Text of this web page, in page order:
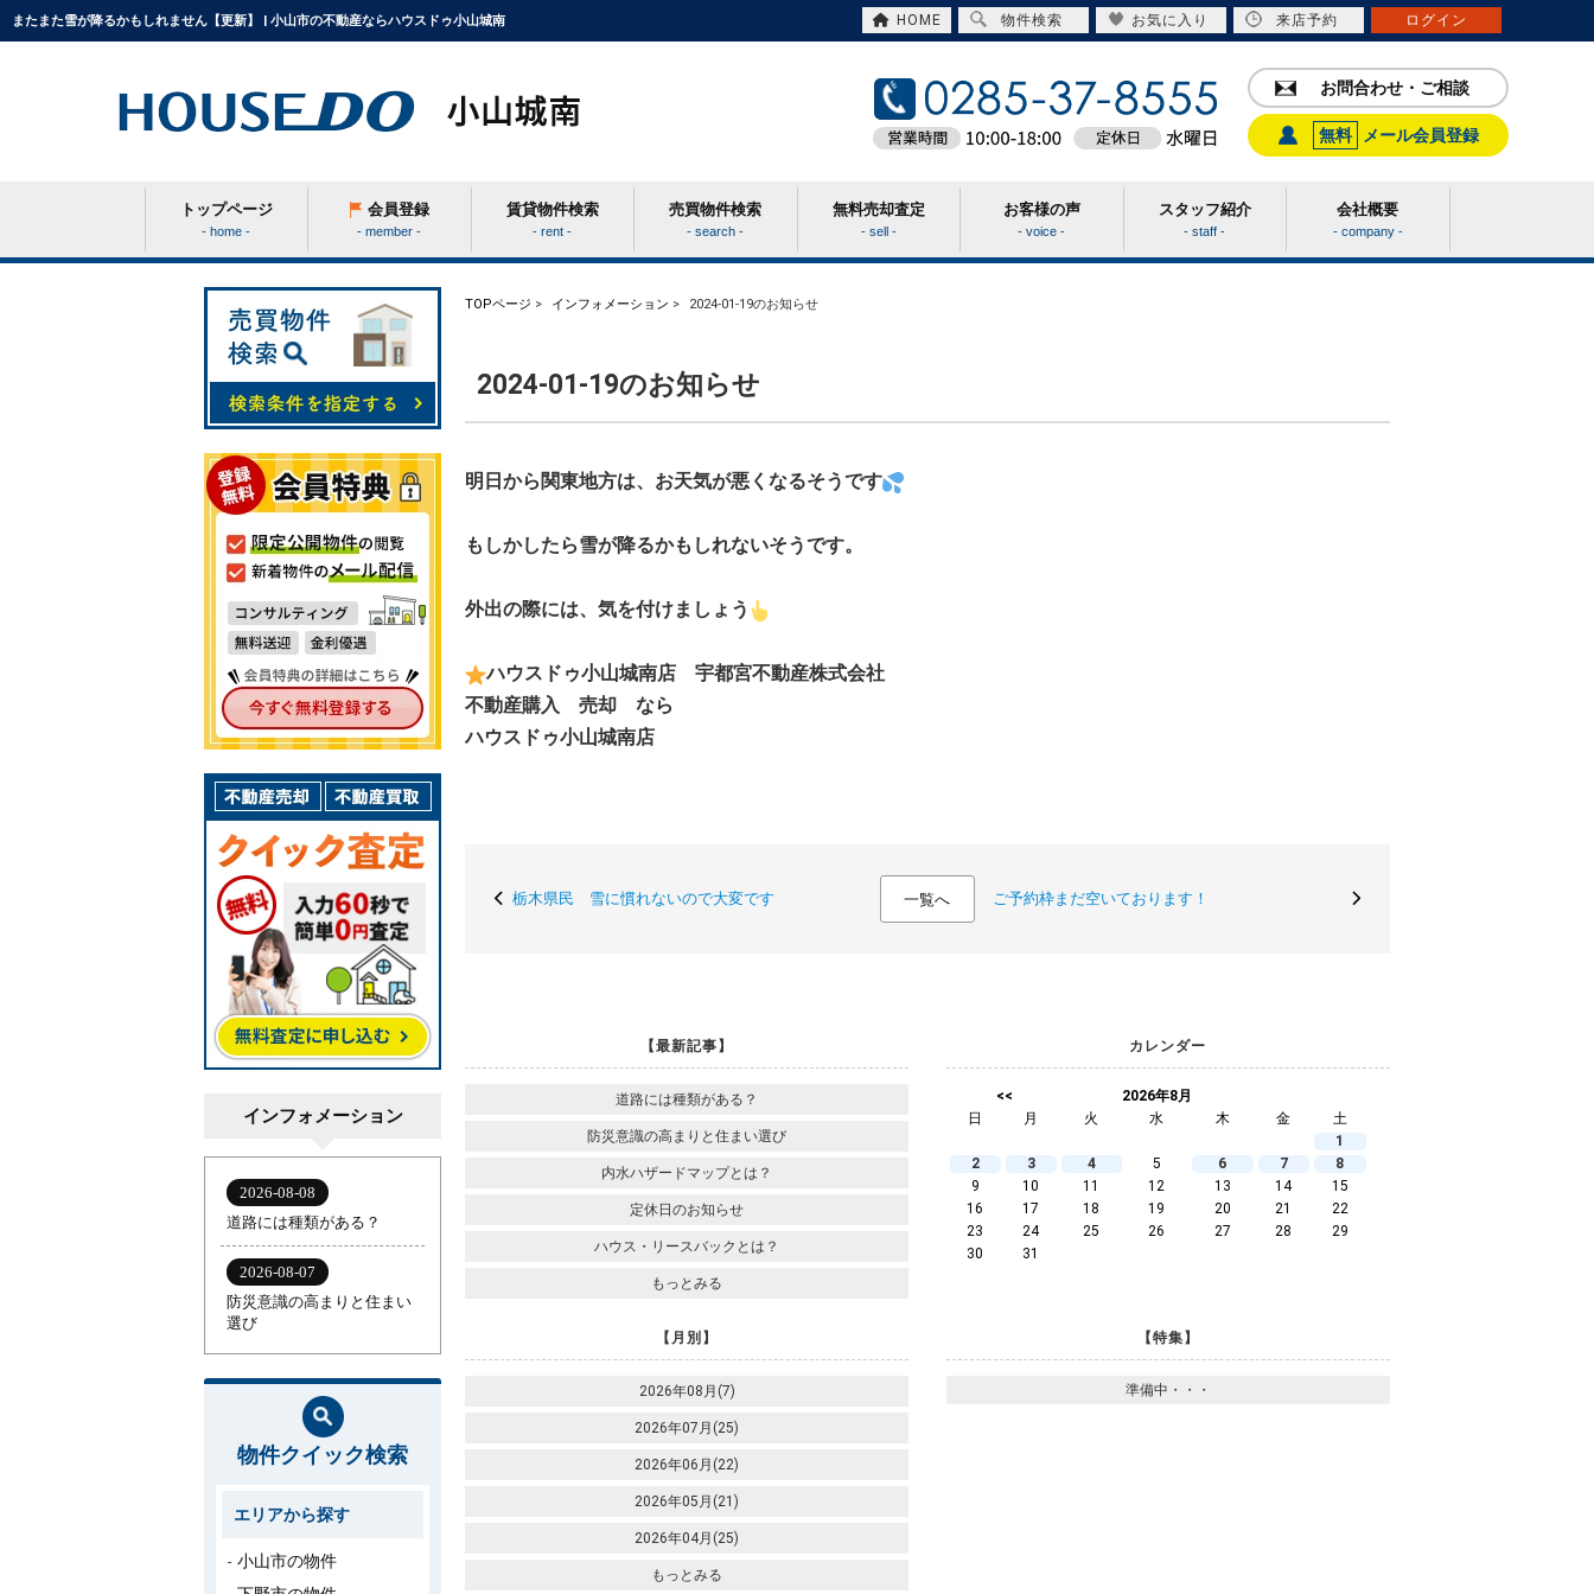
またまた雪が降るかもしれません【更新】 | 小山市の不動産ならハウスドゥ小山城南 HOME 物件検索 お気に入り 来店予約 ログイン
お問合わせ・ご相談
無料 メール会員登録
トップページ
- home -
会員登録
- member -
賃貸物件検索
- rent -
売買物件検索
- search -
条件から探す
学区から探す
町名から探す
無料売却査定
- sell -
お客様の声
- voice -
スタッフ紹介
- staff -
会社概要
- company -
TOPページ > インフォメーション > 2024-01-19のお知らせ
2024-01-19のお知らせ
明日から関東地方は、お天気が悪くなるそうです
もしかしたら雪が降るかもしれないそうです。
外出の際には、気を付けましょう
ハウスドゥ小山城南店 宇都宮不動産株式会社
不動産購入 売却 なら
ハウスドゥ小山城南店
栃木県民 雪に慣れないので大変です 一覧へ ご予約枠まだ空いております！
【最新記事】
道路には種類がある？
防災意識の高まりと住まい選び
内水ハザードマップとは？
定休日のお知らせ
ハウス・リースバックとは？
もっとみる
カレンダー
<<
2026年8月
日
月 火 水 木 金
土
1
2
3 4 5 6 7
8
9
10 11 12 13 14
15
16
17 18 19 20 21
22
23
24 25 26 27 28
29
30
31
【月別】
2026年08月(7)
2026年07月(25)
2026年06月(22)
2026年05月(21)
2026年04月(25)
もっとみる
【特集】
準備中・・・
インフォメーション
物件クイック検索
エリアから探す
小山市の物件